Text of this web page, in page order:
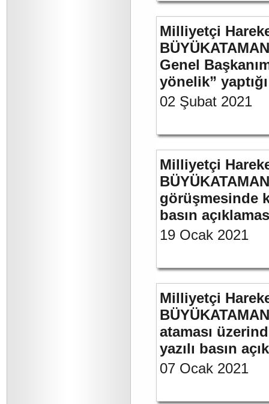
Milliyetçi
Genel
yönelik”
02 Şubat 2021
Milliyetçi
görüşmesinde
basın
19 Ocak 2021
Milliyetçi
ataması
yazılı basın
07 Ocak 2021